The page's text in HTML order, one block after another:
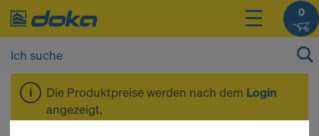
0
Die Produktpreise werden nach dem Login
angezeigt.